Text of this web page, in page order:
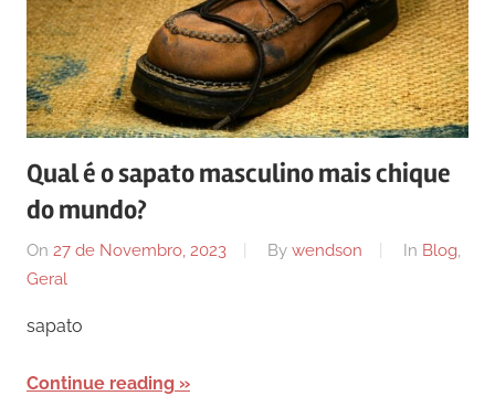
Qual é o sapato masculino mais chique
do mundo?
On 27 de Novembro, 2023 By wendson In Blog,
Geral
sapato
Continue reading